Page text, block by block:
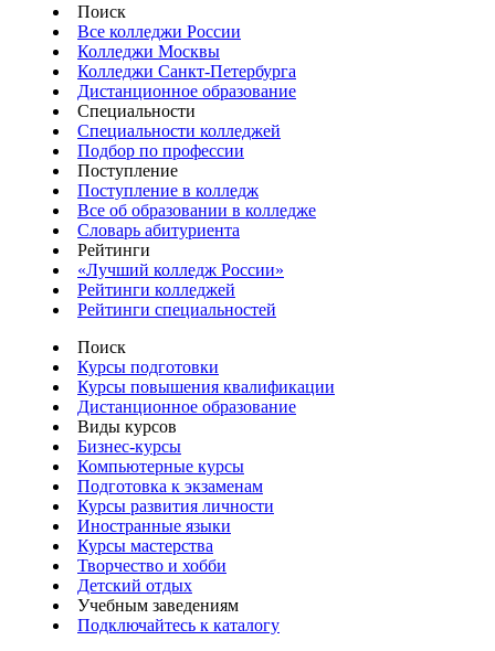
Поиск
Все колледжи России
Колледжи Москвы
Колледжи Санкт-Петербурга
Дистанционное образование
Специальности
Специальности колледжей
Подбор по профессии
Поступление
Поступление в колледж
Все об образовании в колледже
Словарь абитуриента
Рейтинги
«Лучший колледж России»
Рейтинги колледжей
Рейтинги специальностей
Поиск
Курсы подготовки
Курсы повышения квалификации
Дистанционное образование
Виды курсов
Бизнес-курсы
Компьютерные курсы
Подготовка к экзаменам
Курсы развития личности
Иностранные языки
Курсы мастерства
Творчество и хобби
Детский отдых
Учебным заведениям
Подключайтесь к каталогу